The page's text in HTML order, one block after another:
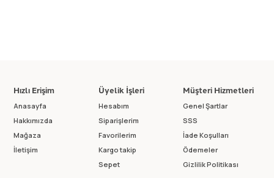
Hızlı Erişim
Anasayfa
Hakkımızda
Mağaza
İletişim
Üyelik İşleri
Hesabım
Siparişlerim
Favorilerim
Kargo takip
Sepet
Müşteri Hizmetleri
Genel Şartlar
SSS
İade Koşulları
Ödemeler
Gizlilik Politikası